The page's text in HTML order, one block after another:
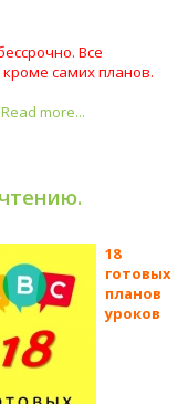
Все
самих планов.
Read more...
18
готовых
планов
уроков